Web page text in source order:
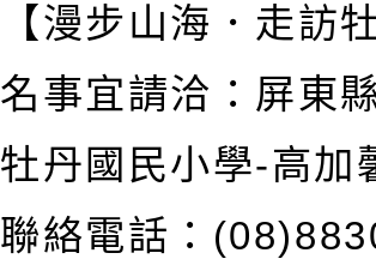
【漫步山海．走訪
名事宜請洽：屏東
牡丹國民小學-高加
聯絡電話：